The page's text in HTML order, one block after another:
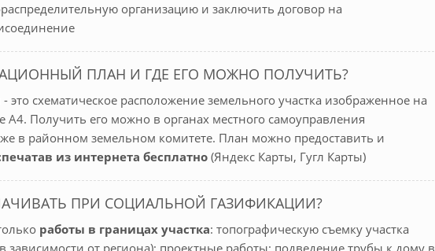
организацию и заключить договор на
ПЛАН И ГДЕ ЕГО МОЖНО ПОЛУЧИТЬ?
схематическое расположение земельного участка изображенное на
А4. Получить его можно в органах местного самоуправления
в районном земельном комитете. План можно предоставить и
из интернета бесплатно (Яндекс Карты, Гугл Карты)
ПРИ СОЦИАЛЬНОЙ ГАЗИФИКАЦИИ?
работы в границах участка: топографическую съемку участка